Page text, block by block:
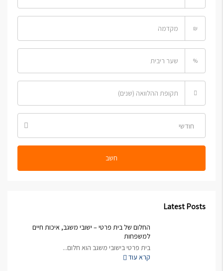
₪
%
חודשי
חשב
Latest Posts
החלום של בית פרטי – ישובי משגב, איכות חיים
למשפחות
בית פרטי בישובי משגב הוא חלום...
קרא עוד